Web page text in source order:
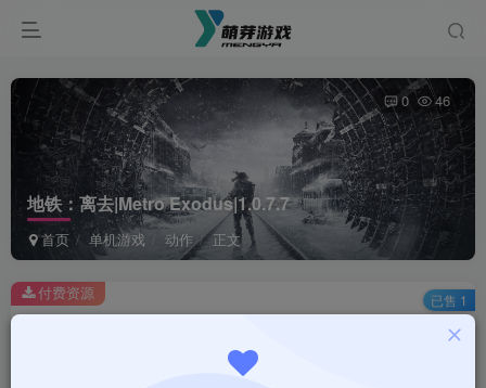
地铁：离去|Metro Exodus|1.0.7.7
首页 单机游戏 动作 正文
0 46
此内容为付费资源，请付费后查看
付费资源 已售 1